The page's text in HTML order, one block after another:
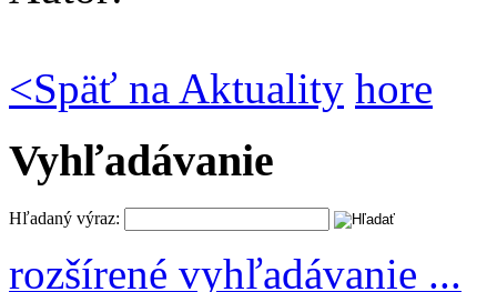
<Späť na Aktuality hore
Vyhľadávanie
Hľadaný výraz:
rozšírené vyhľadávanie ...